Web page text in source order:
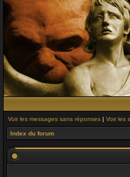
Voir les messages sans réponses | Voir les
Index du forum